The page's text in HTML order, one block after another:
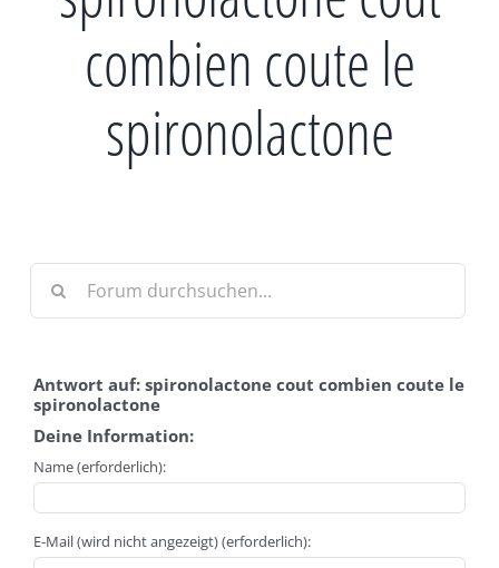
combien coute le
spironolactone
Antwort auf: spironolactone cout combien coute le
spironolactone
Deine Information:
Name (erforderlich):
E-Mail (wird nicht angezeigt) (erforderlich):